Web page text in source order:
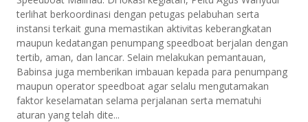
terlihat berkoordinasi dengan petugas pelabuhan serta
instansi terkait guna memastikan aktivitas keberangkatan
maupun kedatangan penumpang speedboat berjalan dengan
tertib, aman, dan lancar. Selain melakukan pemantauan,
Babinsa juga memberikan imbauan kepada para penumpang
maupun operator speedboat agar selalu mengutamakan
faktor keselamatan selama perjalanan serta mematuhi
aturan yang telah dite...